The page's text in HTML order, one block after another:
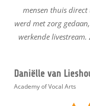
mensen thuis direct
werd met zorg
werkende
Daniëlle van
Academy of Vocal Arts